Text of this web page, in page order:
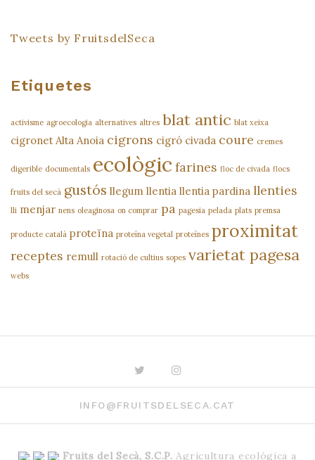
Tweets by FruitsdelSeca
Etiquetes
activisme agroecologia alternatives altres blat antic blat xeixa
cigronet Alta Anoia cigrons cigró civada coure cremes
digerible documentals ecològic farines floc de civada flocs
fruits del secà gustós llegum llentia llentia pardina llenties
lli menjar nens oleaginosa on comprar pa pagesia pelada plats premsa
producte català proteïna proteïna vegetal proteïnes proximitat
receptes remull rotació de cultius sopes varietat pagesa
webs
Fruits del Secà, S.C.P. Agricultura ecològica a
TwitterInstagram
INFO@FRUITSDELSECA.CAT